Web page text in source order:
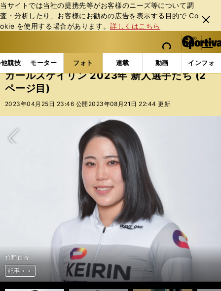
当サイトでは当社の提携先等がお客様のニーズ等について調
査・分析したり、お客様にお勧めの広告を表⽰する⽬的で Co
okie を使⽤する場合があります。詳しくはこちら
閉じ
る
web Sportiva (webスポルティーバ)
検索
マイペ
ー
ジ
メニュ
競技 モーター フォト 連載 動画 インフォ
b
ス
ポ
ル
バ
フォトギャラリー スポーツビーナスギャラリー ガ
ガールズケイリン 2023年 新人選手たち (2
ページ目)
2023年04月25日 23:46 公開 2023年08月21日 22:44 更新
竹野百香
記事＞＞
竹野百香
記事＞＞
竹野百香
記事＞＞
竹野百香
記事＞＞
松井優佳
記事＞＞
松井優佳
記事＞＞
松井優佳
記事＞＞
松井優佳
記事＞＞
宇野紅音
記事＞＞
宇野紅音
記事＞＞
戸邉香奈実
記事＞＞
戸邉香奈実
記事＞＞
ルーキーシリーズプラス2022の模様
記事＞＞
前へ